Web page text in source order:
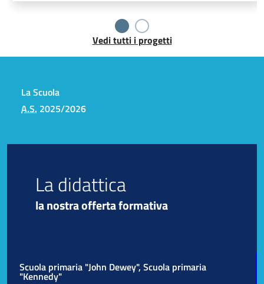
Vedi tutti i progetti
La Scuola
A.S. 2025/2026
La didattica
la nostra offerta formativa
Scuola primaria "John Dewey", Scuola primaria
"Kennedy"